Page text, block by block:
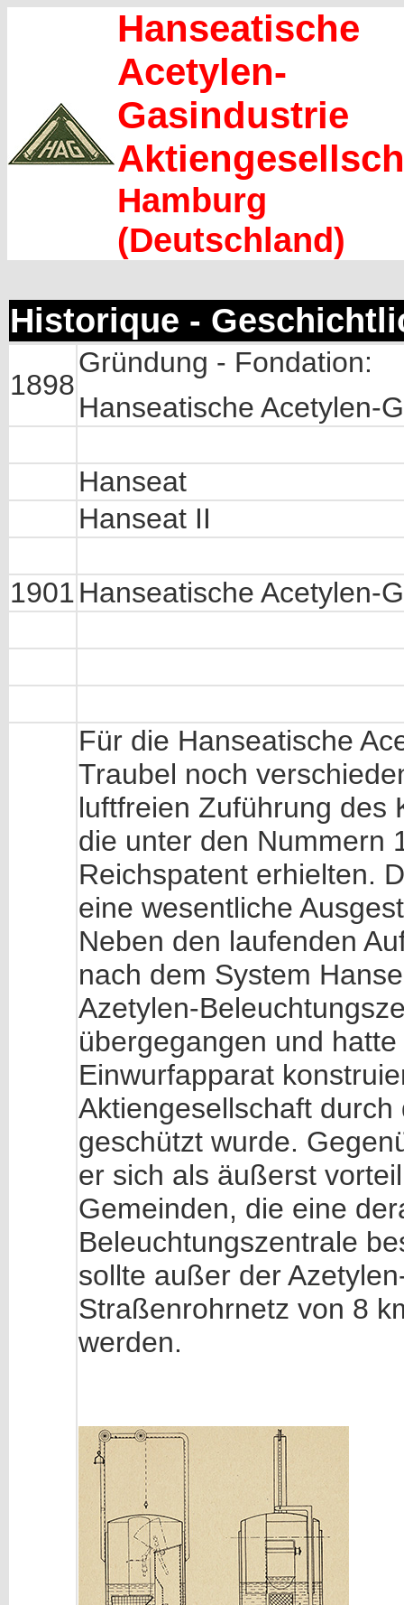
Hanseatische
Acetylen-
Gasindustrie
Hamburg
(Deutschland)
Historique -
1898
Gründung - Fondation:
Hanseatische Acetylen-
Hanseat
Hanseat II
1901Hanseatische Acetylen-
Für die Hanseatische
Traubel noch
luftfreien Zuführung des
die unter den Nummern
Reichspatent erhielten.
eine wesentliche
Neben den laufenden
nach dem System
Azetylen-
übergegangen und
Einwurfapparat
Aktiengesellschaft
geschützt wurde.
er sich als äußerst
Gemeinden, die eine
Beleuchtungszentrale
sollte außer der
Straßenrohrnetz von 8
werden.